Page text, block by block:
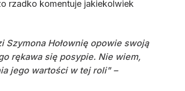
rzadko komentuje jakiekolwiek
Szymona Hołownię opowie swoją
rękawa się posypie. Nie wiem,
jego wartości w tej roli" –